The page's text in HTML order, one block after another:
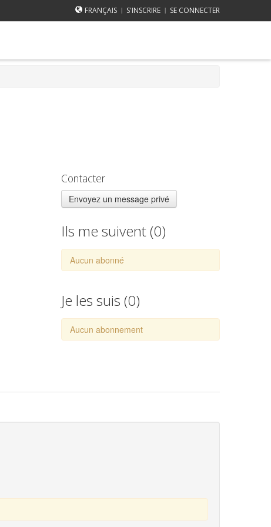
FRANÇAIS | S'INSCRIRE | SE CONNECTER
Contacter
Envoyez un message privé
Ils me suivent (0)
Aucun abonné
Je les suis (0)
Aucun abonnement